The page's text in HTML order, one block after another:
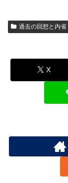
過去の回想と内省
X